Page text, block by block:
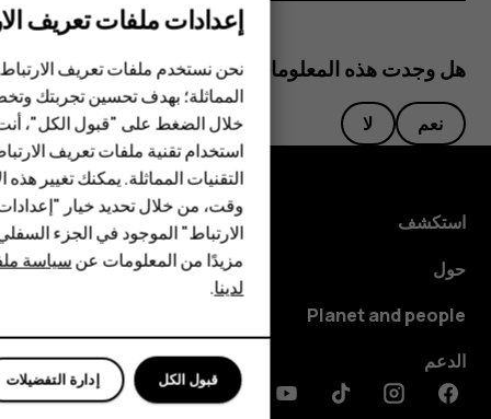
الهواتف الذكية
الهواتف المميزة
الأكسسوارات
HMD DUB
HMD Watch
للأعمال
هل وجدت هذه المعلومات مفيدة؟
نعم لا
استكشف
حول
Planet and people
الدعم
Facebook
Instagram
Tiktok
Youtube
Linkedin
Discord
إعدادات ملفات تعريف
نحن نستخدم ملفات تعريف
المماثلة؛ بهدف تحسين تجربتك
خلال الضغط على "قبول الكل"،
استخدام تقنية ملفات تعريف
التقنيات المماثلة. يمكنك تغيير
وقت، من خلال تحديد خيار
الارتباط" الموجود في الجزء
مزيدًا من المعلومات عنسياسة
لدينا.
إدارة التفضيلات قبول الكل